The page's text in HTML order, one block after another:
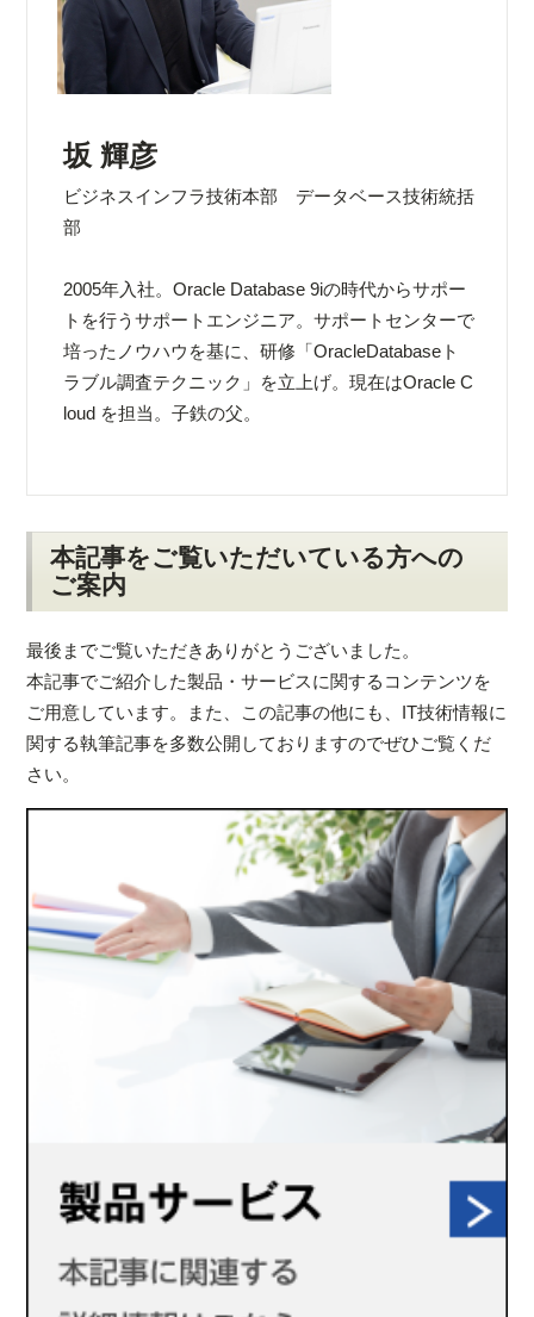
坂 輝彦
ビジネスインフラ技術本部 データベース技術統括
部
2005年入社。Oracle Database 9iの時代からサポー
トを行うサポートエンジニア。サポートセンターで
培ったノウハウを基に、研修「OracleDatabaseト
ラブル調査テクニック」を立上げ。現在はOracle C
loud を担当。子鉄の父。
本記事をご覧いただいている方への
ご案内
最後までご覧いただきありがとうございました。
本記事でご紹介した製品・サービスに関するコンテンツを
ご用意しています。また、この記事の他にも、IT技術情報に
関する執筆記事を多数公開しておりますのでぜひご覧くだ
さい。